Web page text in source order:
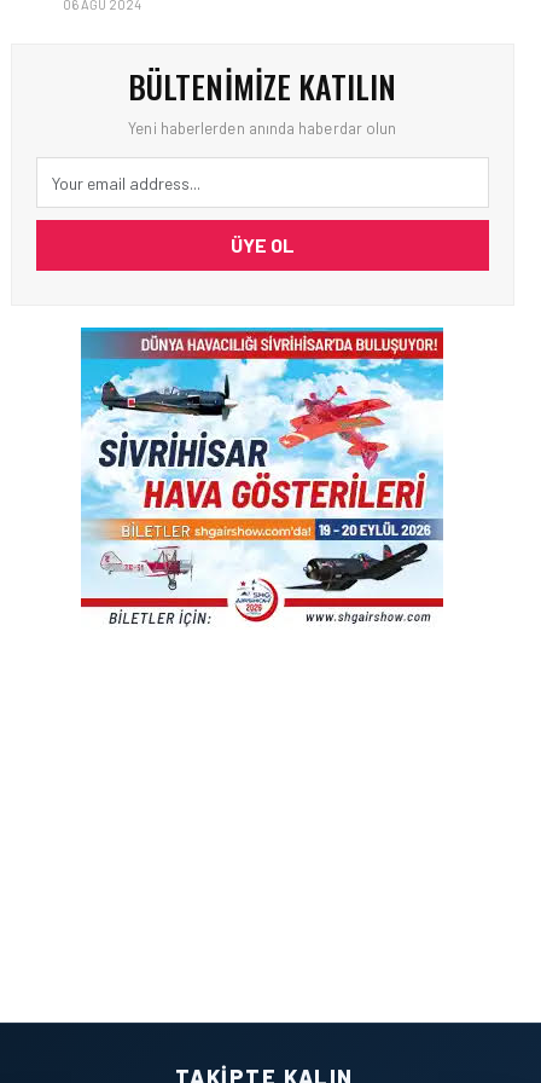
06 AĞU 2024
BÜLTENIMIZE KATILIN
Yeni haberlerden anında haberdar olun
ÜYE OL
TAKIPTE KALIN